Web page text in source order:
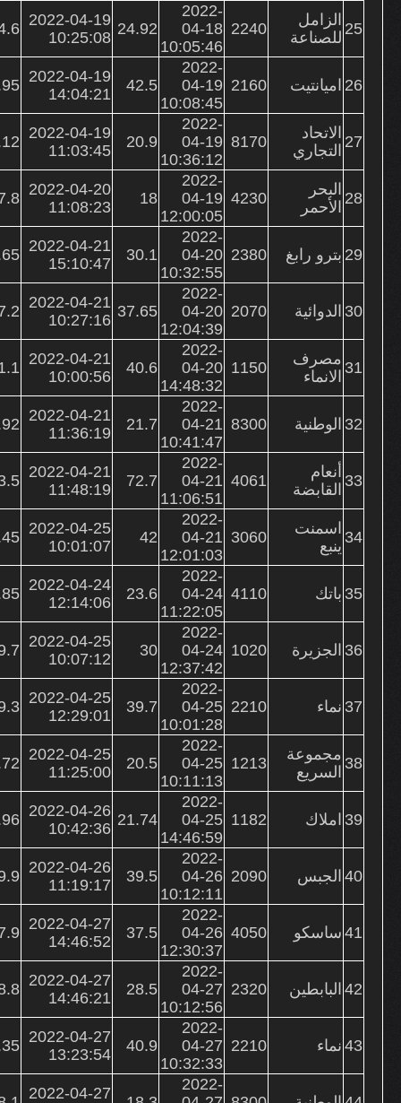
25 الزامل
للصناعة
2240
2022-
04-18
10:05:46
24.92
2022-04-19
10:25:08
26 اميانتيت 2160
2022-
04-19
10:08:45
42.5
2022-04-19
14:04:21
27 الاتحاد
التجاري
8170
2022-
04-19
10:36:12
20.9
2022-04-19
11:03:45
28 البحر
الأحمر
4230
2022-
04-19
12:00:05
18
2022-04-20
11:08:23
29 بترو رابغ 2380
2022-
04-20
10:32:55
30.1
2022-04-21
15:10:47
30 الدوائية 2070
2022-
04-20
12:04:39
37.65
2022-04-21
10:27:16
31 مصرف
الانماء
1150
2022-
04-20
14:48:32
40.6
2022-04-21
10:00:56
32 الوطنية 8300
2022-
04-21
10:41:47
21.7
2022-04-21
11:36:19
33 أنعام
القابضة
4061
2022-
04-21
11:06:51
72.7
2022-04-21
11:48:19
34 اسمنت
ينبع
3060
2022-
04-21
12:01:03
42
2022-04-25
10:01:07
35 باتك 4110
2022-
04-24
11:22:05
23.6
2022-04-24
12:14:06
36 الجزيرة 1020
2022-
04-24
12:37:42
30
2022-04-25
10:07:12
37 نماء 2210
2022-
04-25
10:01:28
39.7
2022-04-25
12:29:01
38 مجموعة
السريع
1213
2022-
04-25
10:11:13
20.5
2022-04-25
11:25:00
39 املاك 1182
2022-
04-25
14:46:59
21.74
2022-04-26
10:42:36
40 الجبس 2090
2022-
04-26
10:12:11
39.5
2022-04-26
11:19:17
41 ساسكو 4050
2022-
04-26
12:30:37
37.5
2022-04-27
14:46:52
42 البابطين 2320
2022-
04-27
10:12:56
28.5
2022-04-27
14:46:21
43 نماء 2210
2022-
04-27
10:32:33
40.9
2022-04-27
13:23:54
2022-
2022-04-27